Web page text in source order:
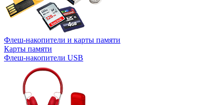
Флеш-накопители и карты памяти
Карты памяти
Флеш-накопители USB